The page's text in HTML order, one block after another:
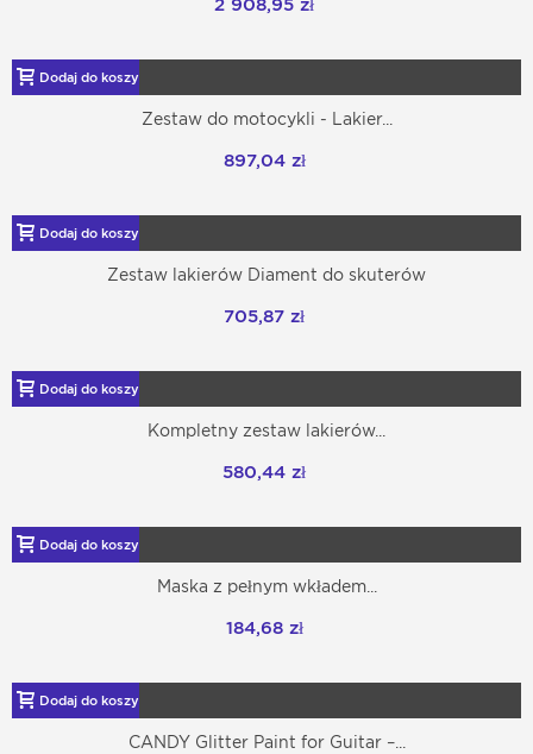
2 908,95 zł
Dodaj do koszyka
Zestaw do motocykli - Lakier...
897,04 zł
Dodaj do koszyka
Zestaw lakierów Diament do skuterów
705,87 zł
Dodaj do koszyka
Kompletny zestaw lakierów...
580,44 zł
Dodaj do koszyka
Maska z pełnym wkładem...
184,68 zł
Dodaj do koszyka
CANDY Glitter Paint for Guitar –...